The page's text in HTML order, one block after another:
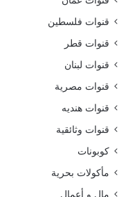
قنوات فلسطين
قنوات قطر
قنوات لبنان
قنوات مصرية
قنوات هنديه
قنوات وثائقية
كوبونات
مأكولات بحرية
مال و أعمال